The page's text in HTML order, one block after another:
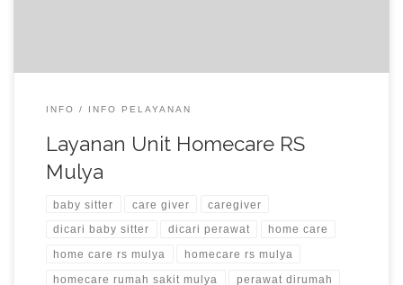
INFO INFO PELAYANAN
Layanan Unit Homecare RS
Mulya
baby sitter care giver caregiver
dicari baby sitter dicari perawat home care
home care rs mulya homecare rs mulya
homecare rumah sakit mulya perawat dirumah